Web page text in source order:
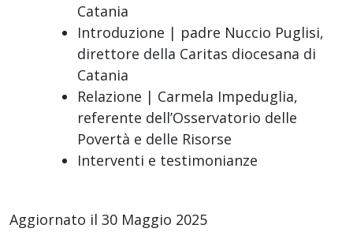
Catania
Introduzione | padre Nuccio Puglisi,
direttore della Caritas diocesana di
Catania
Relazione | Carmela Impeduglia,
referente dell’Osservatorio delle
Povertà e delle Risorse
Interventi e testimonianze
Aggiornato il 30 Maggio 2025